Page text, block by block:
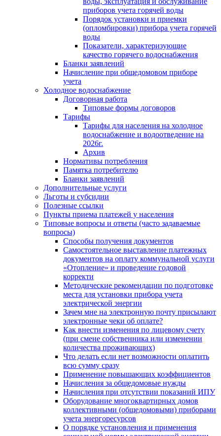
приборов учета горячей воды
Порядок установки и приемки
(опломбировки) прибора учета горячей
воды
Показатели, характеризующие
качество горячего водоснабжения
Бланки заявлений
Начисление при общедомовом приборе
учета
Холодное водоснабжение
Договорная работа
Типовые формы договоров
Тарифы
Тарифы для населения на холодное
водоснабжение и водоотведение на
2026г.
Архив
Нормативы потребления
Памятка потребителю
Бланки заявлений
Дополнительные услуги
Льготы и субсидии
Полезные ссылки
Пункты приема платежей у населения
Типовые вопросы и ответы (часто задаваемые
вопросы)
Способы получения документов
Самостоятельное выставление платежных
документов на оплату коммунальной услуги
«Отопление» и проведение годовой
корректи
Методические рекомендации по подготовке
места для установки прибора учета
электрической энергии
Зачем мне на электронную почту присылают
электронные чеки об оплате?
Как внести изменения по лицевому счету
(при смене собственника или изменении
количества проживающих)
Что делать если нет возможности оплатить
всю сумму сразу
Применение повышающих коэффициентов
Начисления за общедомовые нужды
Начисления при отсутствии показаний ИПУ
Оборудование многоквартирных домов
коллективными (общедомовыми) приборами
учета энергоресурсов
О порядке установления и применения